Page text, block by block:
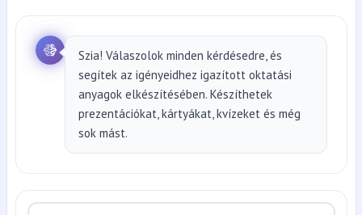
Szia! Válaszolok minden kérdésedre, és
segítek az igényeidhez igazított oktatási
anyagok elkészítésében. Készíthetek
prezentációkat, kártyákat, kvízeket és még
sok mást.